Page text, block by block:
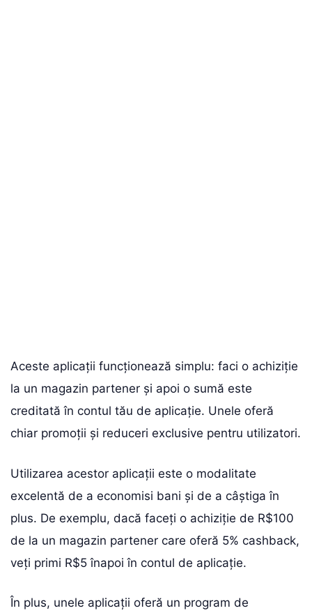
Aceste aplicații funcționează simplu: faci o achiziție
la un magazin partener și apoi o sumă este
creditată în contul tău de aplicație. Unele oferă
chiar promoții și reduceri exclusive pentru utilizatori.
Utilizarea acestor aplicații este o modalitate
excelentă de a economisi bani și de a câștiga în
plus. De exemplu, dacă faceți o achiziție de R$100
de la un magazin partener care oferă 5% cashback,
veți primi R$5 înapoi în contul de aplicație.
În plus, unele aplicații oferă un program de